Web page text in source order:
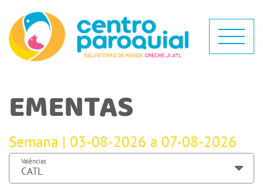
EMENTAS
Semana | 03-08-2026 a 07-08-2026
Valências